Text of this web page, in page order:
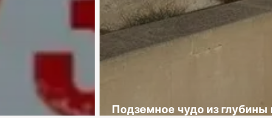
Подземное чудо из глубины